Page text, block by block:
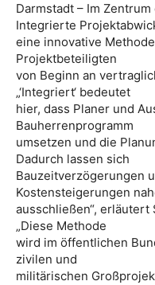
Darmstadt – Im
Integrierte
eine innovative
Projektbeteiligten
von Beginn an
„‘Integriert‘ bedeutet
hier, dass Planer und
Bauherrenprogramm
umsetzen und die
Dadurch lassen sich
Bauzeitverzögerungen
Kostensteigerungen
ausschließen“, erläutert
„Diese Methode
wird im öffentlichen
zivilen und
militärischen